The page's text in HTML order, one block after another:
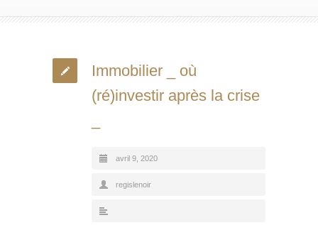
Immobilier _ où
(ré)investir après la crise
avril 9, 2020
regislenoir